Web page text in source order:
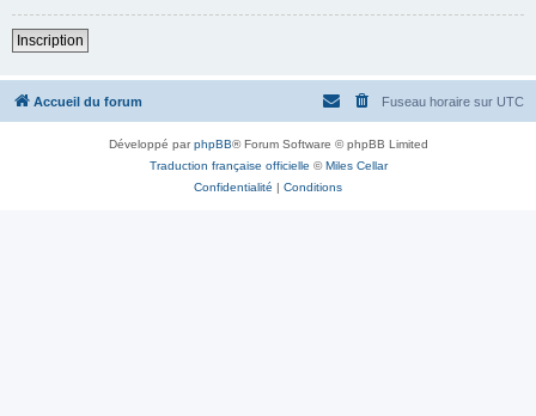
Inscription
Accueil du forum Fuseau horaire sur UTC
Développé parphpBB® Forum Software © phpBB Limited
Traduction française officielle ©Miles Cellar
Confidentialité | Conditions